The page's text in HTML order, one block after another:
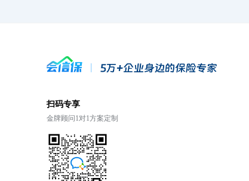
扫码专享
金牌顾问1对1方案定制